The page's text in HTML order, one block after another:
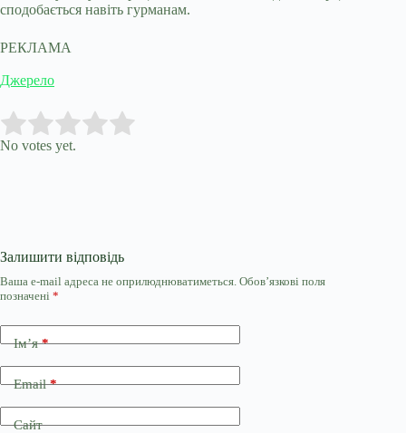
сподобається навіть гурманам.
РЕКЛАМА
Джерело
Rate this item:
No votes yet.
Залишити відповідь
Ваша e-mail адреса не оприлюднюватиметься. Обов’язкові поля
позначені *
Ім’я*
Email*
Сайт